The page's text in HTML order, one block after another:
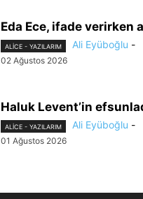
Eda Ece, ifade verirken
ALİCE - YAZILARIM Ali Eyüboğlu -
02 Ağustos 2026
Haluk Levent’in
ALİCE - YAZILARIM Ali Eyüboğlu -
01 Ağustos 2026